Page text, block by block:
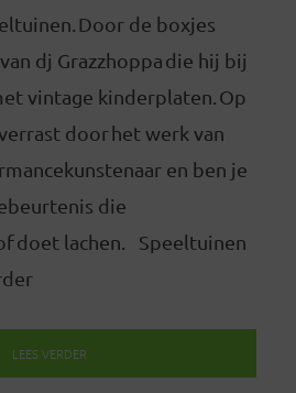
Door de boxjes
dj Grazzhoppa die hij bij
vintage kinderplaten. Op
door het werk van
en ben je
die
doet lachen. Speeltuinen
LEES VERDER